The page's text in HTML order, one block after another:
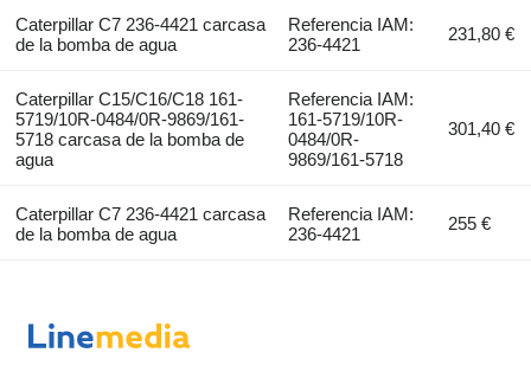
Caterpillar C7 236-4421 carcasa
de la bomba de agua
Referencia IAM:
236-4421
231,80 €
Caterpillar C15/C16/C18 161-
5719/10R-0484/0R-9869/161-
5718 carcasa de la bomba de
agua
Referencia IAM:
161-5719/10R-
0484/0R-
9869/161-5718
301,40 €
Caterpillar C7 236-4421 carcasa
de la bomba de agua
Referencia IAM:
236-4421
255 €